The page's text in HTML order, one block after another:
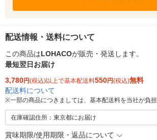
配送情報・送料について
この商品はLOHACOが販売・発送します。
最短翌日お届け
3,780円(税込)以上で基本配送料550円(税込)無料
配送料について
※一部の商品につきましては、基本配送料を当社が負担
在庫確認住所：東京都にお届け
賞味期限/使用期限・返品について